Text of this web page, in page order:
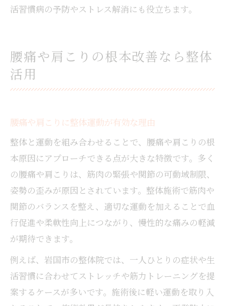
活習慣病の予防やストレス解消にも役立ちます。
腰痛や肩こりの根本改善なら整体
活用
腰痛や肩こりに整体運動が有効な理由
整体と運動を組み合わせることで、腰痛や肩こりの根
本原因にアプローチできる点が大きな特徴です。多く
の腰痛や肩こりは、筋肉の緊張や関節の可動域制限、
姿勢の歪みが原因とされています。整体施術で筋肉や
関節のバランスを整え、適切な運動を加えることで血
行促進や柔軟性向上につながり、慢性的な痛みの軽減
が期待できます。
例えば、岩国市の整体院では、一人ひとりの症状や生
活習慣に合わせてストレッチや筋力トレーニングを提
案するケースが多いです。施術後に軽い運動を取り入